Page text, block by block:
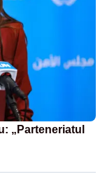
„Parteneriatul